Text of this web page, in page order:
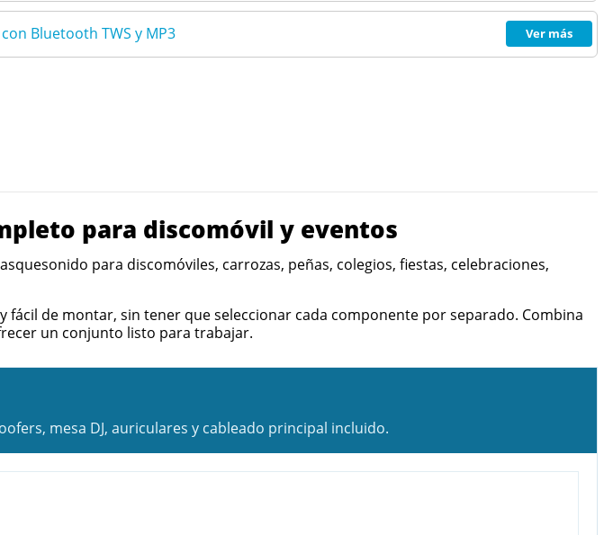
Bluetooth TWS y MP3 Ver más
para discomóvil y eventos
para discomóviles, carrozas, peñas, colegios, fiestas, celebraciones,
de montar, sin tener que seleccionar cada componente por separado. Combina
un conjunto listo para trabajar.
mesa DJ, auriculares y cableado principal incluido.